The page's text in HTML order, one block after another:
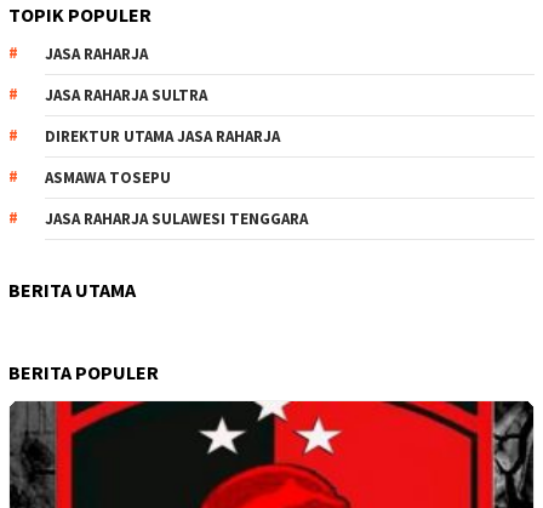
TOPIK POPULER
JASA RAHARJA
JASA RAHARJA SULTRA
DIREKTUR UTAMA JASA RAHARJA
ASMAWA TOSEPU
JASA RAHARJA SULAWESI TENGGARA
BERITA UTAMA
BERITA POPULER